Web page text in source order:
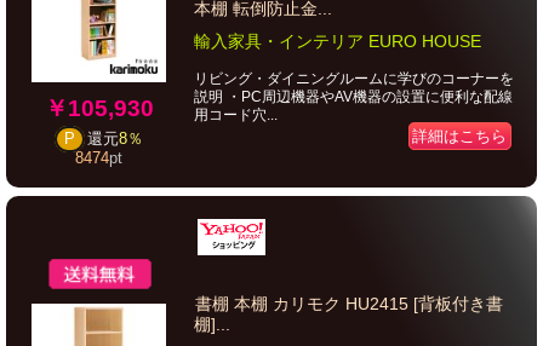
￥105,930
P 還元8％
8474pt
本棚 転倒防止金...
輸入家具・インテリア EURO HOUSE
リビング・ダイニングルームに学びのコーナーを
説明 ・PC周辺機器やAV機器の設置に便利な配線
用コード穴...
詳細はこちら
書棚 本棚 カリモク HU2415 [背板付き書
棚]...